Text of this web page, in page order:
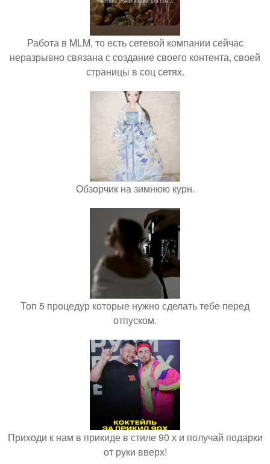
Работа в MLM, то есть сетевой компании сейчас
неразрывно связана с создание своего контента, своей
страницы в соц сетях.
Обзорчик на зимнюю курн.
Топ 5 процедур которые нужно сделать тебе перед
отпуском.
Приходи к нам в прикиде в стиле 90 х и получай подарки
от руки вверх!